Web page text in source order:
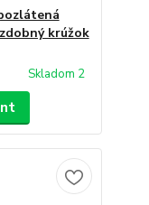
krúžok
Skladom 2